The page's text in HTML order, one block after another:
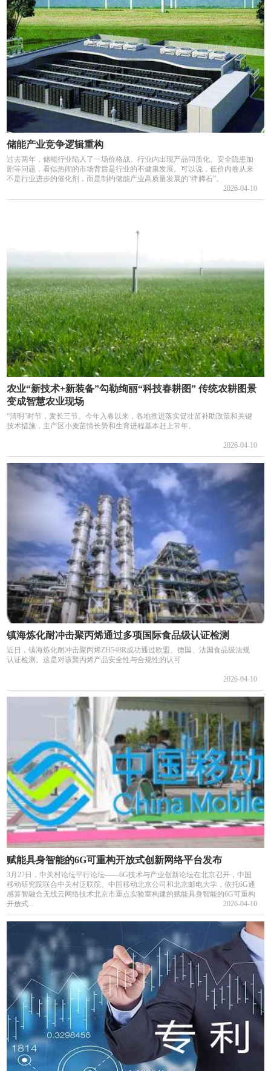
储能产业竞争逻辑重构
过去两年，储能行业陷入了一场价格战。行业内出现产品同质化、安全隐患加
剧等问题，看似热闹的市场背后是行业的不健康发展。可以说，低价内卷从来
不是行业进步的催化剂，而是制约储能产业高质量发展的“绊脚石”。
2026-04-10
农业“新技术+新装备”勾勒绚丽“科技春耕图” 传统农耕图景
变成智慧农业现场
“清明”时节，麦长三节。今年入春以来，各地推进落实促壮苗补助政策和关键
技术措施，主产区小麦苗情长势和生育进程基本赶上常年。
2026-04-10
镇海炼化耐冲击聚丙烯通过多项国际食品级认证检测
近日，镇海炼化耐冲击聚丙烯ZH548R成功通过欧盟、德国、法国食品级法规
认证检测。这是对该聚丙烯产品安全性与合规性的认可
2026-04-10
赋能具身智能的6G可重构开放式创新网络平台发布
3月27日，中关村论坛平行论坛——6G技术与产业创新论坛在北京召开，中国
移动研究院联合中关村泛联院、中国移动北京公司和北京邮电大学，依托6G通
感算智融合无线云网络技术北京市重点实验室构建的赋能具身智能的6G可重构
开放式...
2026-04-10